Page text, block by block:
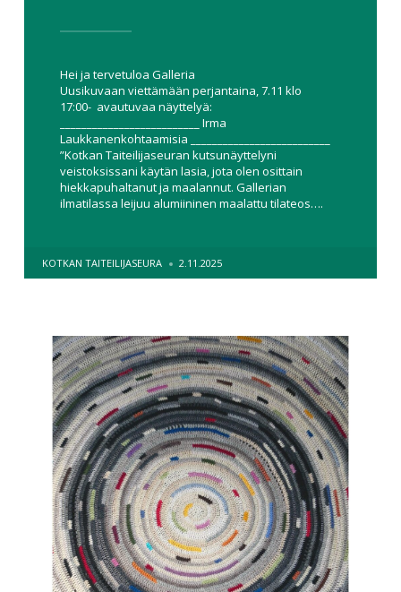
Hei ja tervetuloa Galleria
Uusikuvaan viettämään perjantaina, 7.11 klo
17:00- avautuvaa näyttelyä:
__________________________ Irma
Laukkanenkohtaamisia __________________________
”Kotkan Taiteilijaseuran kutsunäyttelyni
veistoksissani käytän lasia, jota olen osittain
hiekkapuhaltanut ja maalannut. Gallerian
ilmatilassa leijuu alumiininen maalattu tilateos….
POSTED
BY
KOTKAN TAITEILIJASEURA 2.11.2025